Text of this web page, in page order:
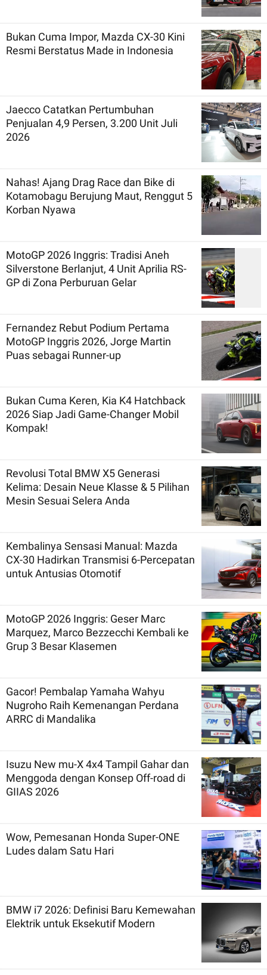
Bukan Cuma Impor, Mazda CX-30 Kini
Resmi Berstatus Made in Indonesia
Jaecco Catatkan Pertumbuhan
Penjualan 4,9 Persen, 3.200 Unit Juli
2026
Nahas! Ajang Drag Race dan Bike di
Kotamobagu Berujung Maut, Renggut 5
Korban Nyawa
MotoGP 2026 Inggris: Tradisi Aneh
Silverstone Berlanjut, 4 Unit Aprilia RS-
GP di Zona Perburuan Gelar
Fernandez Rebut Podium Pertama
MotoGP Inggris 2026, Jorge Martin
Puas sebagai Runner-up
Bukan Cuma Keren, Kia K4 Hatchback
2026 Siap Jadi Game-Changer Mobil
Kompak!
Revolusi Total BMW X5 Generasi
Kelima: Desain Neue Klasse & 5 Pilihan
Mesin Sesuai Selera Anda
Kembalinya Sensasi Manual: Mazda
CX-30 Hadirkan Transmisi 6-Percepatan
untuk Antusias Otomotif
MotoGP 2026 Inggris: Geser Marc
Marquez, Marco Bezzecchi Kembali ke
Grup 3 Besar Klasemen
Gacor! Pembalap Yamaha Wahyu
Nugroho Raih Kemenangan Perdana
ARRC di Mandalika
Isuzu New mu-X 4x4 Tampil Gahar dan
Menggoda dengan Konsep Off-road di
GIIAS 2026
Wow, Pemesanan Honda Super-ONE
Ludes dalam Satu Hari
BMW i7 2026: Definisi Baru Kemewahan
Elektrik untuk Eksekutif Modern